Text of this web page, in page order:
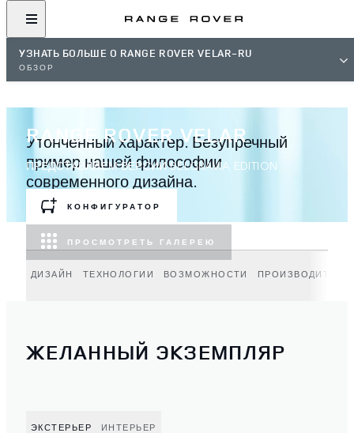
УЗНАТЬ БОЛЬШЕ О RANGE ROVER VELAR-RU
ОБЗОР
RANGE ROVER VELAR
ПРЕДСТАВЛЯЕМ ВЕРСИИ BELGRAVIA EDITION
КОНФИГУРАТОР
ПРОСМОТРЕТЬ ГАЛЕРЕЮ
Утонченный характер. Безупречный
пример нашей философии
современного дизайна.
ДИЗАЙН ТЕХНОЛОГИИ ВОЗМОЖНОСТИ
ЖЕЛАННЫЙ ЭКЗЕМПЛЯР
ЭКСТЕРЬЕР ИНТЕРЬЕР